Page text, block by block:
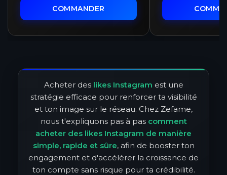
COMMANDER
Acheter des likes Instagram est une
stratégie efficace pour renforcer ta visibilité
et ton image sur le réseau. Chez Zefame,
nous t'expliquons pas à pas comment
acheter des likes Instagram de manière
simple, rapide et sûre, afin de booster ton
engagement et d'accélérer la croissance de
ton compte sans risque pour ta crédibilité.